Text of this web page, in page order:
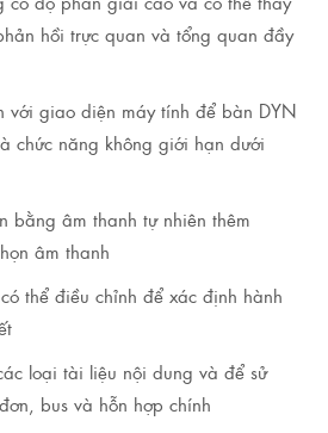
hồi trực quan và tổng quan đầy
với giao diện máy tính để bàn DYN
chức năng không giới hạn dưới
bằng âm thanh tự nhiên thêm
âm thanh
thể điều chỉnh để xác định hành
loại tài liệu nội dung và để sử
bus và hỗn hợp chính